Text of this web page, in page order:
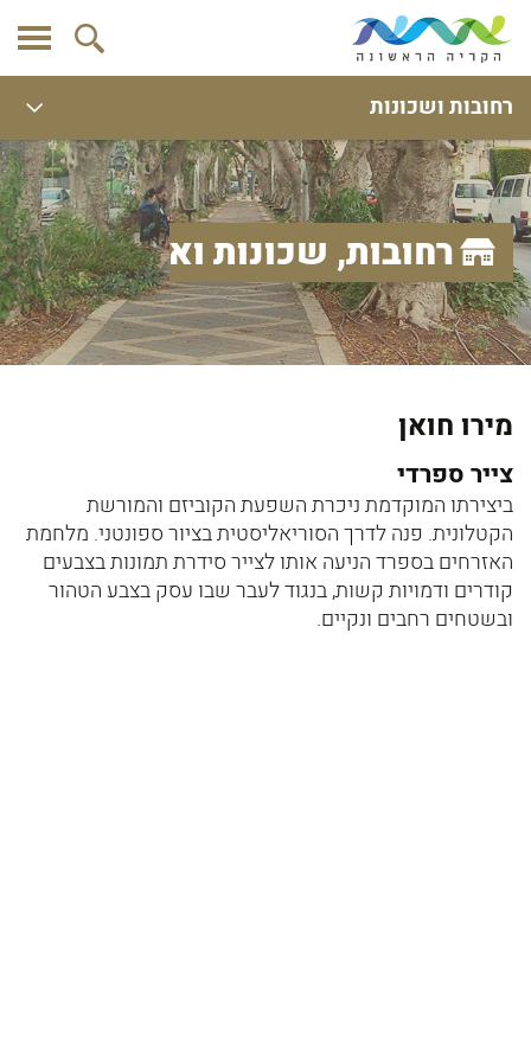
רחובות ושכונות
רחובות, שכונות ואתרים
מירו חואן
צייר ספרדי
ביצירתו המוקדמת ניכרת השפעת הקוביזם והמורשת
הקטלונית. פנה לדרך הסוריאליסטית בציור ספונטני. מלחמת
האזרחים בספרד הניעה אותו לצייר סידרת תמונות בצבעים
קודרים ודמויות קשות, בנגוד לעבר שבו עסק בצבע הטהור
ובשטחים רחבים ונקיים.